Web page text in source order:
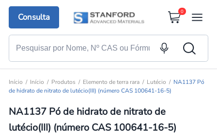
Consulta
0
Início Início Produtos Elemento de terra rara Lutécio
NA1137 Pó
de hidrato de nitrato de lutécio(III) (número CAS 100641-16-5)
NA1137 Pó de hidrato de nitrato de
lutécio(III) (número CAS 100641-16-5)